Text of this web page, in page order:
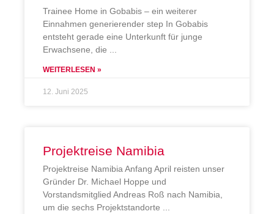
Trainee Home in Gobabis – ein weiterer
Einnahmen generierender step In Gobabis
entsteht gerade eine Unterkunft für junge
Erwachsene, die
WEITERLESEN »
12. Juni 2025
Projektreise Namibia
Projektreise Namibia Anfang April reisten unser
Gründer Dr. Michael Hoppe und
Vorstandsmitglied Andreas Roß nach Namibia,
um die sechs Projektstandorte